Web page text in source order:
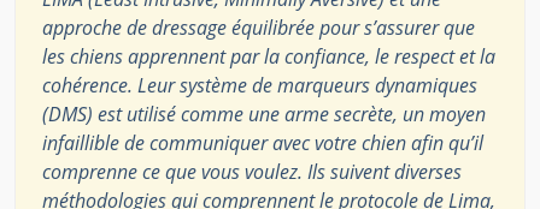
approche de dressage équilibrée pour s’assurer que
les chiens apprennent par la confiance, le respect et la
cohérence. Leur système de marqueurs dynamiques
(DMS) est utilisé comme une arme secrète, un moyen
infaillible de communiquer avec votre chien afin qu’il
comprenne ce que vous voulez. Ils suivent diverses
méthodologies qui comprennent le protocole de Lima,